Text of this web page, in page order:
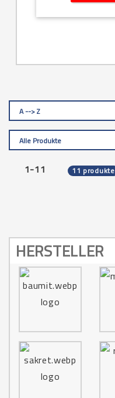
A --> Z
Alle Produkte
1-11 11 produkte
HERSTELLER